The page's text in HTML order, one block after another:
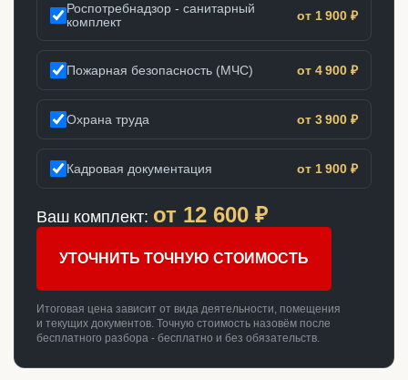
Роспотребнадзор - санитарный
комплект
от 1 900 ₽
Пожарная безопасность (МЧС) от 4 900 ₽
Охрана труда от 3 900 ₽
Кадровая документация от 1 900 ₽
Ваш комплект: от 12 600 ₽
УТОЧНИТЬ ТОЧНУЮ СТОИМОСТЬ
Итоговая цена зависит от вида деятельности, помещения
и текущих документов. Точную стоимость назовём после
бесплатного разбора - бесплатно и без обязательств.